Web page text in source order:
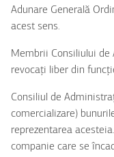
Adunare Generală
acest sens.
Membrii Consiliului
revocați liber din
Consiliul de
comercializare)
reprezentarea
companie care se